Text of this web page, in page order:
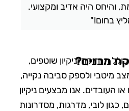
והיחס היה אדיב ומקצועי.
בחום!"
מבנים?
תחזוקה וניקיון שוטפים,
מיטבי ולספק סביבה נקייה,
העובדים. אנו מבצעים ניקיון
כגון לובי, מדרגות, מסדרונות